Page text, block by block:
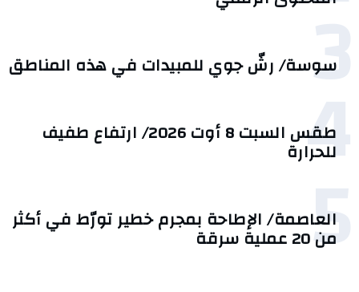
3
سوسة/ رشّ جوي للمبيدات في هذه المناطق
4 طقس السبت 8 أوت 2026/ ارتفاع طفيف
للحرارة
5
العاصمة/ الإطاحة بمجرم خطير تورّط في أكثر
من 20 عملية سرقة